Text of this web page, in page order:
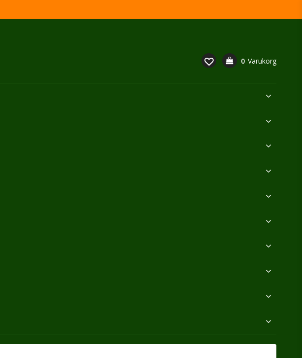
0 Varukorg